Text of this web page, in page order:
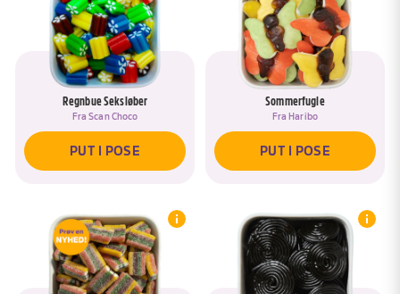
Regnbue Seksløber
FraScan Choco
PUT I POSE
Sommerfugle
Fra Haribo
PUT I POSE
JA, TILFØJ TIL <SPAN DATA-ASK-
RENAME-TITLE>{{POSE}}</SPAN>
NEJ, NAVNGIV EN NY POSE